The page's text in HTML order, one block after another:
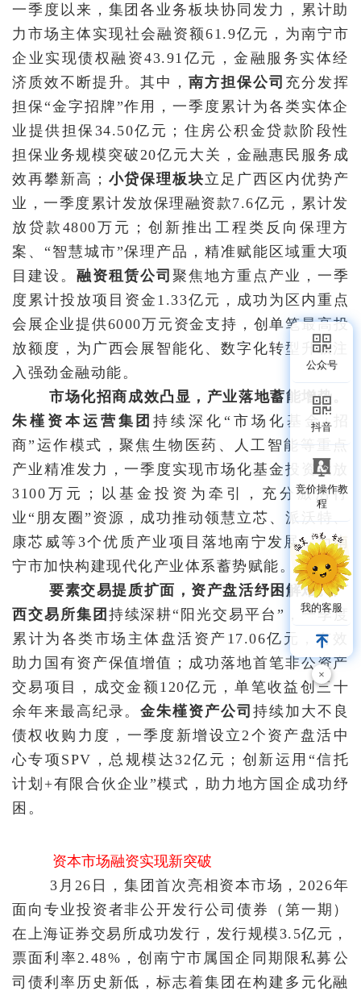
一季度以来，集团各业务板块协同发力，累计助
力市场主体实现社会融资额61.9亿元，为南宁市
企业实现债权融资43.91亿元，金融服务实体经
济质效不断提升。其中，南方担保公司 充分发挥
担保“金字招牌”作用，一季度累计为各类实体企
业提供担保34.50亿元；住房公积金贷款阶段性
担保业务规模突破20亿元大关，金融惠民服务成
效再攀新高； 小贷保理板块立足广西区内优势产
业，一季度累计发放保理融资款7.6亿元，累计发
放贷款4800万元；创新推出工程类反向保理方
案、“智慧城市”保理产品，精准赋能区域重大项
目建设。 融资租赁公司聚焦地方重点产业，一季
度累计投放项目资金1.33亿元，成功为区内重点
会展企业提供6000万元资金支持，创单笔最高投
放额度，为广西会展智能化、数字化转型升级注
入强劲金融动能。
市场化招商成效凸显，产业落地蓄能增势。
朱槿资本运营集团持续深化“市场化基金+招
商”运作模式，聚焦生物医药、人工智能等重点
产业精准发力，一季度实现市场化基金投资投放
3100万元；以基金投资为牵引，充分激活行
业“朋友圈”资源，成功推动领慧立芯、派沃特、
康芯威等3个优质产业项目落地南宁发展，为南
宁市加快构建现代化产业体系蓄势赋能。
要素交易提质扩面，资产盘活纾困解难。广
西交易所集团 持续深耕“阳光交易平台”，一季度
累计为各类市场主体盘活资产17.06亿元，有效
助力国有资产保值增值；成功落地首笔非公资产
交易项目，成交金额 120亿元，单笔收益创三十
余年来最高纪录。金朱槿资产公司 持续加大不良
债权收购力度，一季度新增设立2个资产盘活中
心专项 SPV ，总规模达32亿元；创新运用“信托
计划+有限合伙企业”模式，助力地方国企成功纾
困。
资本市场融资实现新突破
3月26日，集团首次亮相资本市场，2026年
面向专业投资者非公开发行公司债券（第一期）
在上海证券交易所成功发行，发行规模3.5亿元，
票面利率2.48%，创南宁市属国企同期限私募公
司债利率历史新低，标志着集团在构建多元化融
公众号
抖音
竞价操作教
程
我的客服
×